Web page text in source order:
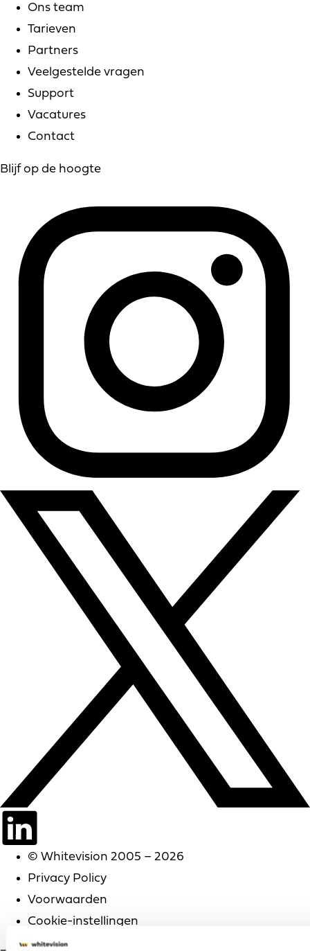
Ons team
Tarieven
Partners
Veelgestelde vragen
Support
Vacatures
Contact
Blijf op de hoogte
© Whitevision 2005 – 2026
Privacy Policy
Voorwaarden
Cookie-instellingen